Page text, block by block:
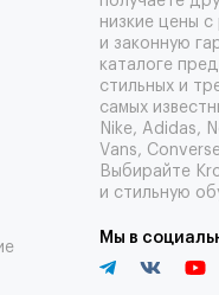
низкие цены
и законную
каталоге
стильных и
самых
Nike, Adidas,
Vans,
Выбирайте
и стильную
Мы в